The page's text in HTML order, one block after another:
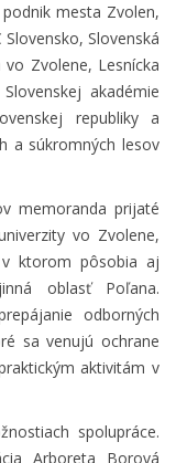
mesta Zvolen,
Slovenská
Zvolene, Lesnícka
akadémie
republiky a
a súkromných lesov
memoranda prijaté
vo Zvolene,
v ktorom pôsobia aj
oblasť Poľana.
odborných
sa venujú ochrane
aktivitám v
spolupráce.
Arboreta Borová